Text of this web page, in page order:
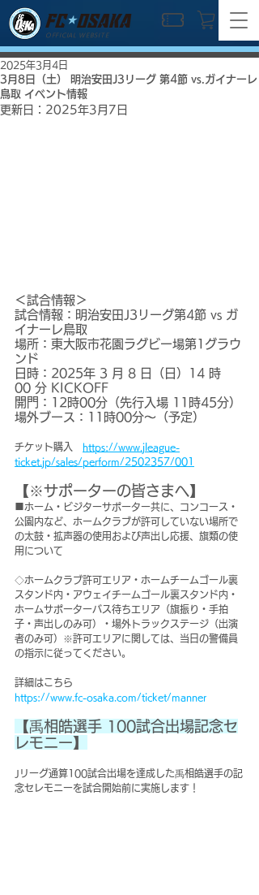
OFFICIAL WEBSITE
3月8日（土） 明治安田J3リーグ 第4節 vs.ガイナーレ
鳥取 イベント情報
2025年3月4日
更新日： 2025年3月7日
＜試合情報＞
試合情報：明治安田J3リーグ第4節 vs ガ
イナーレ鳥取
場所：東大阪市花園ラグビー場第1グラウ
ンド
日時：2025年 3 月 8 日（日）14 時
00 分 KICKOFF
開門：12時00分（先行入場 11時45分）
場外ブース：11時00分～（予定）
チケット購入 https://www.jleague-
ticket.jp/sales/perform/2502357/001
【※サポーターの皆さまへ】
■ホーム・ビジターサポーター共に、コンコース・
公園内など、ホームクラブが許可していない場所で
の太鼓・拡声器の使用および声出し応援、旗類の使
用について
◇ホームクラブ許可エリア・ホームチームゴール裏
スタンド内・アウェイチームゴール裏スタンド内・
ホームサポーターバス待ちエリア（旗振り・手拍
子・声出しのみ可）・場外トラックステージ（出演
者のみ可）※許可エリアに関しては、当日の警備員
の指示に従ってください。
詳細はこちら
https://www.fc-osaka.com/ticket/manner
【禹相皓選手 100試合出場記念セ
レモニー】
Jリーグ通算100試合出場を達成した禹相皓選手の記
念セレモニーを試合開始前に実施します！